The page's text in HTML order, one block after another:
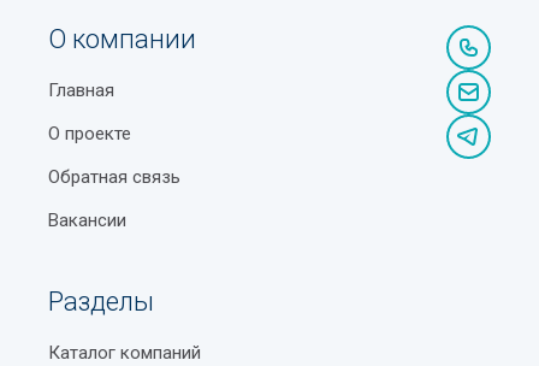
О компании
Главная
О проекте
Обратная связь
Вакансии
Разделы
Каталог компаний